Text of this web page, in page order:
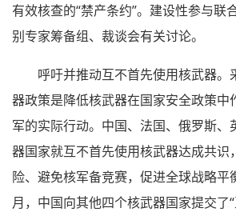
有效核查的“禁产条约”。建设性参与联
别专家筹备组、裁谈会有关讨论。
呼吁并推动互不首先使用核武器。
器政策是降低核武器在国家安全政策中
军的实际行动。中国、法国、俄罗斯、
器国家就互不首先使用核武器达成共识
险、避免核军备竞赛，促进全球战略平
月，中国向其他四个核武器国家提交了